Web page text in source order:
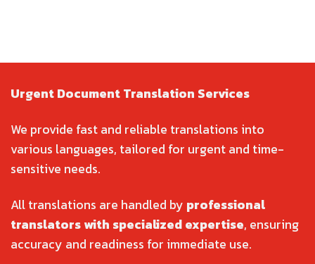
Urgent Document Translation Services
We provide fast and reliable translations into
various languages, tailored for urgent and time-
sensitive needs.
All translations are handled by professional
translators with specialized expertise, ensuring
accuracy and readiness for immediate use.